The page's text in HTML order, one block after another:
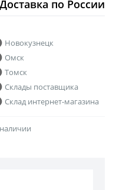
Доставка по России
Новокузнецк
Омск
Томск
Склады поставщика
Склад интернет-магазина